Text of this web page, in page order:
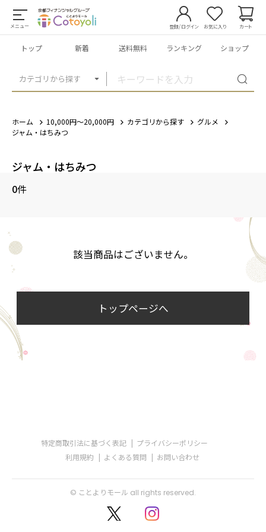
メニュー
カテゴリから探す
登録/ログイン お気に入り カート
トップ 新着 送料無料 ランキング ショップ
ホーム 10,000円～20,000円 カテゴリから探す
グルメ
ジャム・はちみつ
ジャム・はちみつ
0件
該当商品はございません。
トップページへ
特定商取引法に基づく表記
プライバシーポリシー
利用規約
よくある質問 お問い合わせ
© ことよりモール all rights reserved.